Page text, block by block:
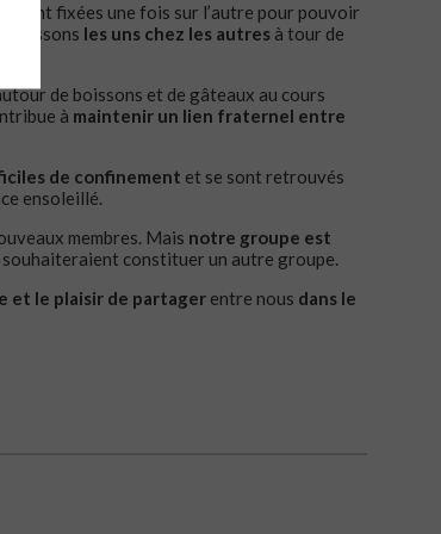
sont fixées une fois sur l’autre pour pouvoir
les uns chez les autresà tour de
de boissons et de gâteaux au cours
à maintenir un lien fraternel entre
de confinement et se sont retrouvés
ensoleillé.
membres. Mais notre groupe est
constituer un autre groupe.
et le plaisir de partager entre nous dans le